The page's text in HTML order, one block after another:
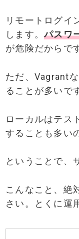
リモートログイ
します。パスワ
が危険だからで
ただ、Vagrant
ることが多いで
ローカルはテス
することも多い
ということで、
こんなこと、絶
さい。とくに運